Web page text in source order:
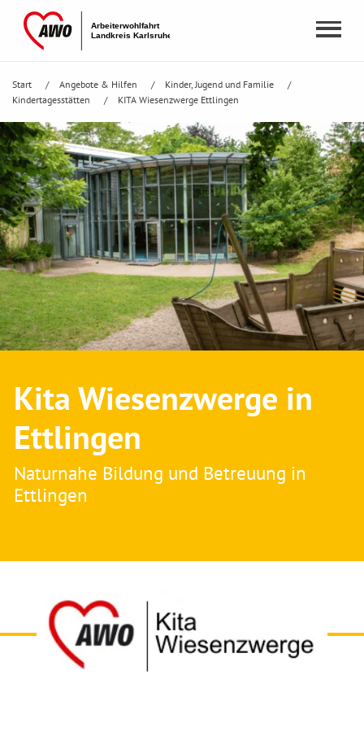
Start Angebote & Hilfen
Kinder, Jugend und Familie
Kindertagesstätten
KITA Wiesenzwerge Ettlingen
Kita Wiesenzwerge in
Ettlingen
Naturnahe Bildung und Betreuung in
Ettlingen